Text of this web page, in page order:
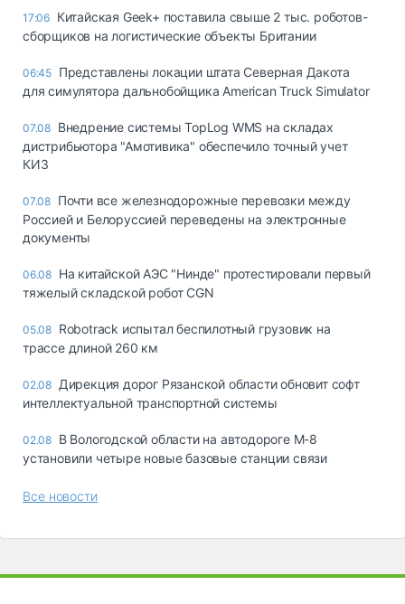
17:06 Китайская Geek+ поставила свыше 2 тыс. роботов-
сборщиков на логистические объекты Британии
06:45 Представлены локации штата Северная Дакота
для симулятора дальнобойщика American Truck Simulator
07.08 Внедрение системы TopLog WMS на складах
дистрибьютора "Амотивика" обеспечило точный учет
КИЗ
07.08 Почти все железнодорожные перевозки между
Россией и Белоруссией переведены на электронные
документы
06.08 На китайской АЭС "Нинде" протестировали первый
тяжелый складской робот CGN
05.08 Robotrack испытал беспилотный грузовик на
трассе длиной 260 км
02.08 Дирекция дорог Рязанской области обновит софт
интеллектуальной транспортной системы
02.08 В Вологодской области на автодороге М-8
установили четыре новые базовые станции связи
Все новости